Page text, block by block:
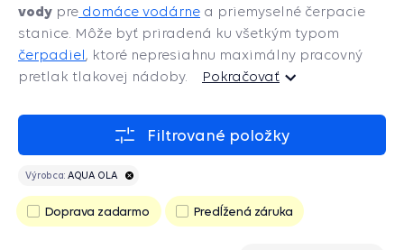
vody pre domáce vodárne a priemyselné čerpacie
stanice. Môže byť priradená ku všetkým typom
čerpadiel, ktoré nepresiahnu maximálny pracovný
pretlak tlakovej nádoby.
Pokračovať
Pokračovať
Filtrované položky
Výrobca: AQUA OLA
Doprava zadarmo Predĺžená záruka